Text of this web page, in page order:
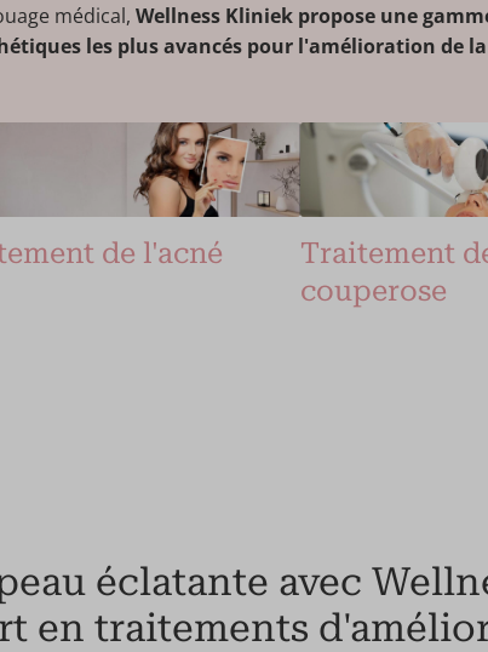
médical, Wellness Kliniek propose une
les plus avancés pour l'amélioration de
de l'acné
Traitement
couperose
éclatante avec
en traitements